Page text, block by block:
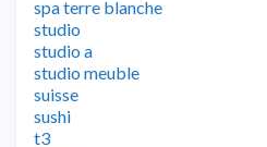
spa terre blanche
studio
studio a
studio meuble
suisse
sushi
t3